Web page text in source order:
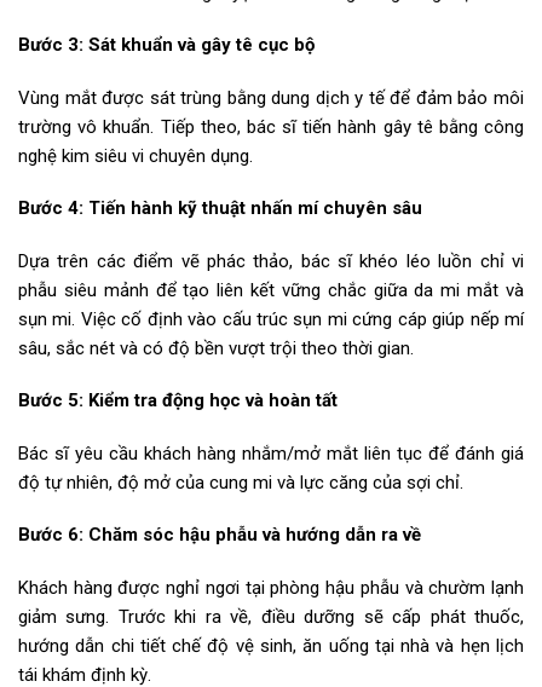
Bước 3: Sát khuẩn và gây tê cục bộ
Vùng mắt được sát trùng bằng dung dịch y tế để đảm bảo môi
trường vô khuẩn. Tiếp theo, bác sĩ tiến hành gây tê bằng công
nghệ kim siêu vi chuyên dụng.
Bước 4: Tiến hành kỹ thuật nhấn mí chuyên sâu
Dựa trên các điểm vẽ phác thảo, bác sĩ khéo léo luồn chỉ vi
phẫu siêu mảnh để tạo liên kết vững chắc giữa da mi mắt và
sụn mi. Việc cố định vào cấu trúc sụn mi cứng cáp giúp nếp mí
sâu, sắc nét và có độ bền vượt trội theo thời gian.
Bước 5: Kiểm tra động học và hoàn tất
Bác sĩ yêu cầu khách hàng nhắm/mở mắt liên tục để đánh giá
độ tự nhiên, độ mở của cung mi và lực căng của sợi chỉ.
Bước 6: Chăm sóc hậu phẫu và hướng dẫn ra về
Khách hàng được nghỉ ngơi tại phòng hậu phẫu và chườm lạnh
giảm sưng. Trước khi ra về, điều dưỡng sẽ cấp phát thuốc,
hướng dẫn chi tiết chế độ vệ sinh, ăn uống tại nhà và hẹn lịch
tái khám định kỳ.